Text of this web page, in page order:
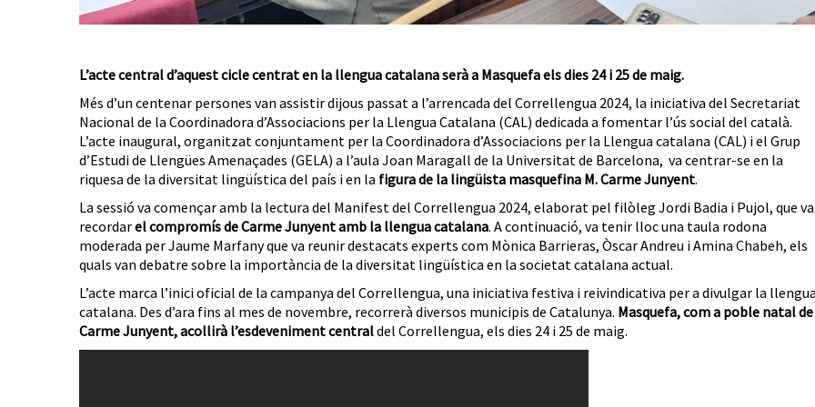
L’acte central d’aquest cicle centrat en la llengua catalana serà a Masquefa els dies 24 i 25 de maig.
Més d’un centenar persones van assistir dijous passat a l’arrencada del Correllengua 2024, la iniciativa del Secretariat
Nacional de la Coordinadora d’Associacions per la Llengua Catalana (CAL) dedicada a fomentar l’ús social del català.
L’acte inaugural, organitzat conjuntament per la Coordinadora d’Associacions per la Llengua catalana (CAL) i el Grup
d’Estudi de Llengües Amenaçades (GELA) a l’aula Joan Maragall de la Universitat de Barcelona, va centrar-se en la
riquesa de la diversitat lingüística del país i en la figura de la lingüista masquefina M. Carme Junyent.
La sessió va començar amb la lectura del Manifest del Correllengua 2024, elaborat pel filòleg Jordi Badia i Pujol, que va
recordarel compromís de Carme Junyent amb la llengua catalana. A continuació, va tenir lloc una taula rodona
moderada per Jaume Marfany que va reunir destacats experts com Mònica Barrieras, Òscar Andreu i Amina Chabeh, els
quals van debatre sobre la importància de la diversitat lingüística en la societat catalana actual.
L’acte marca l’inici oficial de la campanya del Correllengua, una iniciativa festiva i reivindicativa per a divulgar la
catalana. Des d’ara fins al mes de novembre, recorrerà diversos municipis de Catalunya. Masquefa, com a poble natal de
Carme Junyent, acollirà l’esdeveniment centraldel Correllengua, els dies 24 i 25 de maig.